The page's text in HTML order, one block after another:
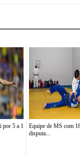
por 5 a 1
Equipe de MS com
disputa...